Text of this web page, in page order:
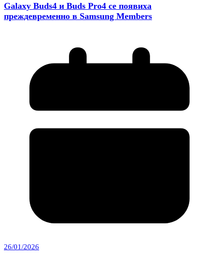
Galaxy Buds4 и Buds Pro4 се появиха
преждевременно в Samsung Members
26/01/2026